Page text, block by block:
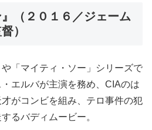
』（２０１６／ジェーム
）
や「マイティ・ソー」シリーズで
エルバが主演を務め、CIAのは
がコンビを組み、テロ事件の犯
るバディムービー。